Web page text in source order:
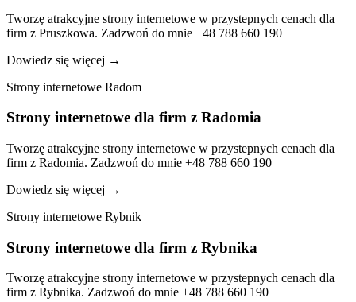
Tworzę atrakcyjne strony internetowe w przystepnych cenach dla
firm z Pruszkowa. Zadzwoń do mnie +48 788 660 190
Dowiedz się więcej →
Strony internetowe Radom
Strony internetowe dla firm z Radomia
Tworzę atrakcyjne strony internetowe w przystepnych cenach dla
firm z Radomia. Zadzwoń do mnie +48 788 660 190
Dowiedz się więcej →
Strony internetowe Rybnik
Strony internetowe dla firm z Rybnika
Tworzę atrakcyjne strony internetowe w przystepnych cenach dla
firm z Rybnika. Zadzwoń do mnie +48 788 660 190